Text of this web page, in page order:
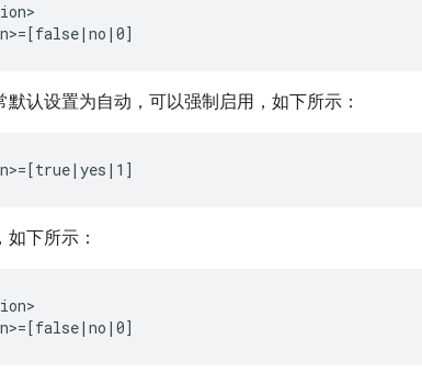
默认设置为自动，可以强制启用，如下所示：
下所示：